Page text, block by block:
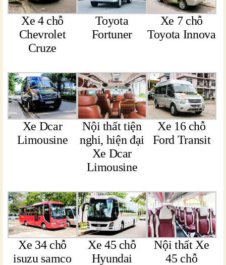
Xe 4 chỗ
Chevrolet
Cruze
Toyota
Fortuner
Xe 7 chỗ
Toyota Innova
Xe Dcar
Limousine
Nội thất tiện
nghi, hiện đại
Xe Dcar
Limousine
Xe 16 chỗ
Ford Transit
Xe 34 chỗ
isuzu samco
Xe 45 chỗ
Hyundai
Nội thất Xe
45 chỗ